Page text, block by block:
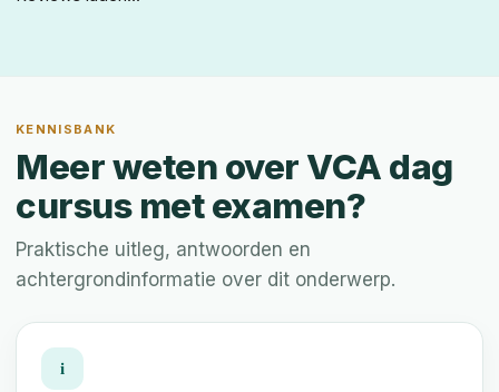
KENNISBANK
Meer weten over VCA dag
cursus met examen?
Praktische uitleg, antwoorden en
achtergrondinformatie over dit onderwerp.
i